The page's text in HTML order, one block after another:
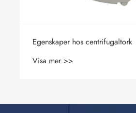
Egenskaper hos centrifugaltork
Visa mer >>